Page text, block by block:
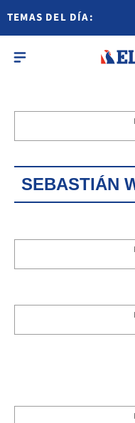
TEMAS DEL DÍA:
SEBASTIÁN